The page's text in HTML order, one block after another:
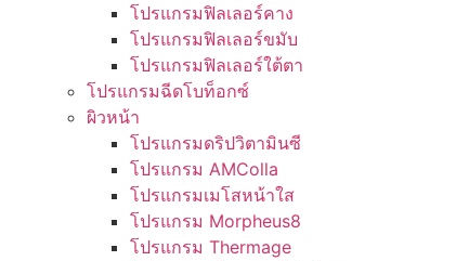
โปรแกรมฟิลเลอร์คาง
โปรแกรมฟิลเลอร์ขมับ
โปรแกรมฟิลเลอร์ใต้ตา
โปรแกรมฉีดโบท็อกซ์
ผิวหน้า
โปรแกรมดริปวิตามินซี
โปรแกรม AMColla
โปรแกรมเมโสหน้าใส
โปรแกรม Morpheus8
โปรแกรม Thermage